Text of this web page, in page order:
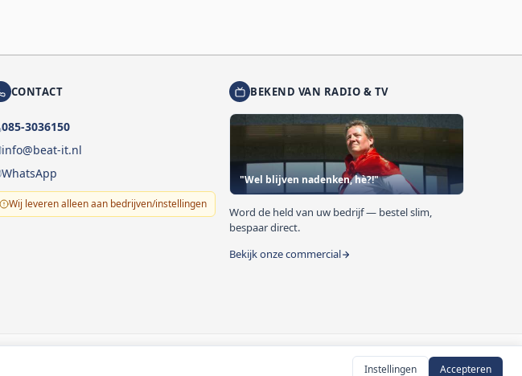
Instellingen Accepteren
CONTACT
085-3036150
info@beat-it.nl
WhatsApp
Wij leveren alleen aan bedrijven/instellingen
BEKEND VAN RADIO & TV
"Wel blijven nadenken, hè?!"
Word de held van uw bedrijf — bestel slim,
bespaar direct.
Bekijk onze commercial